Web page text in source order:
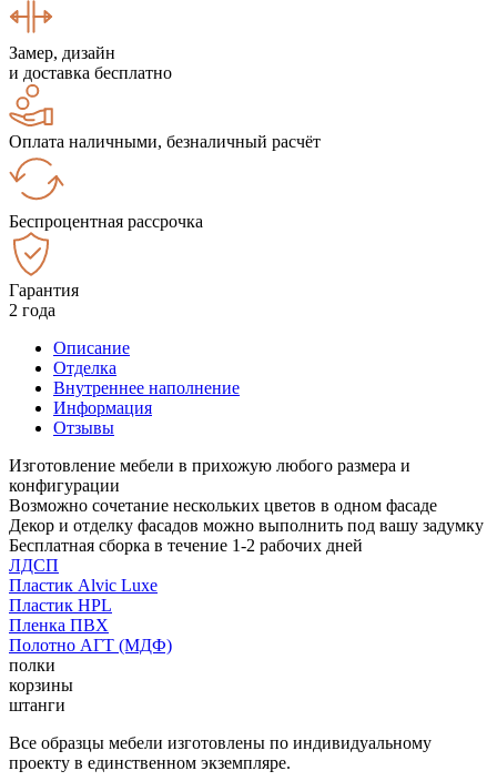
Замер, дизайн
и доставка бесплатно
Оплата наличными, безналичный расчёт
Беспроцентная рассрочка
Гарантия
2 года
Описание
Отделка
Внутреннее наполнение
Информация
Отзывы
Изготовление мебели в прихожую любого размера и
конфигурации
Возможно сочетание нескольких цветов в одном фасаде
Декор и отделку фасадов можно выполнить под вашу задумку
Бесплатная сборка в течение 1-2 рабочих дней
ЛДСП
Пластик Alvic Luxe
Пластик HPL
Пленка ПВХ
Полотно АГТ (МДФ)
полки
корзины
штанги
Все образцы мебели изготовлены по индивидуальному
проекту в единственном экземпляре.